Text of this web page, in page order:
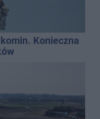
Konieczna